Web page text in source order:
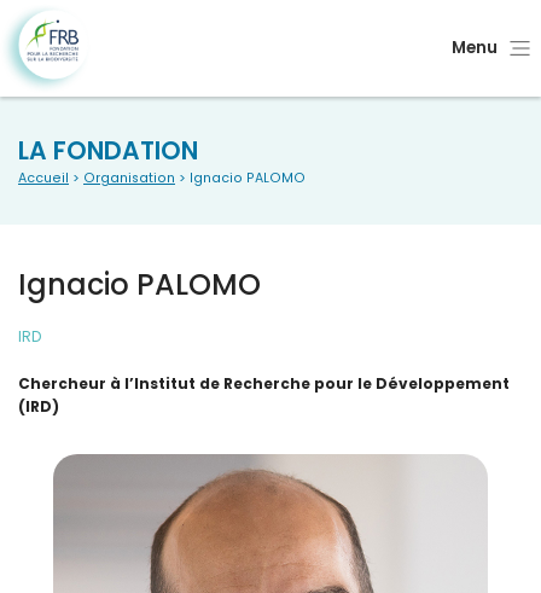
Menu
LA FONDATION
Accueil > Organisation > Ignacio PALOMO
Ignacio PALOMO
IRD
Chercheur à l’Institut de Recherche pour le Développement
(IRD)